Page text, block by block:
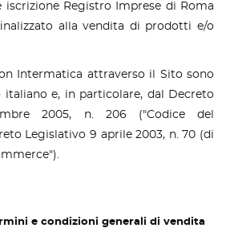
iscrizione Registro Imprese di Roma
alla vendita di prodotti e/o
Intermatica attraverso il Sito sono
e, in particolare, dal Decreto
2005, n. 206 ("Codice del
Legislativo 9 aprile 2003, n. 70 (di
e condizioni generali di vendita